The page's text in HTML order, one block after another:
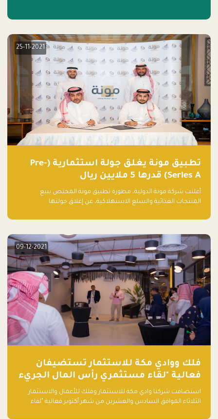
25-11-2021
تطبيق مونة يغلق جولة استثمارية (Pre-
Series A) قدرها 5 ملايين ريال
أعلنت شركة مونة الدولية، مطورة تطبيق مونة المختص ببيع
المنتجات الغذائية والسلع الاستهلاكية، عن إغلاق جولتها
دولار أمريكي)، بقيادة شركتي دعم المنشآت المحدودة وتسارع القابضة
09-12-2021
فلك ووادي مكة للاستثمار تستضيفان
فعالية "لقاء مستثمري رأس المال الجريء
في المنطقة"
استضافت شركتا وادي مكة للاستثمار وفلك للأعمال والاستثمار
الثلاثاء الموافق السادس والعشرين من شهر أكتوبر فعالية "لقاء